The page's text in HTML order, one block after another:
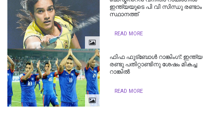
ഇന്ത്യയുടെ പി വി സിന്ധു രണ്ടാം
സ്ഥാനത്ത്
READ MORE
ഫിഫ ഫുട്‌ബോള്‍ റാങ്കിംഗ്: ഇന്ത്യ
രണ്ടു പതിറ്റാണ്ടിനു ശേഷം മികച്ച
റാങ്കില്‍
READ MORE